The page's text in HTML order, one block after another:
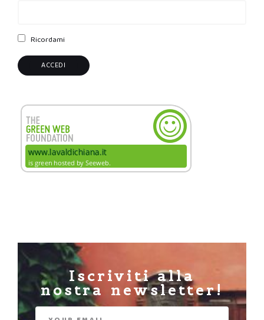
Ricordami
Iscriviti alla
nostra newsletter!